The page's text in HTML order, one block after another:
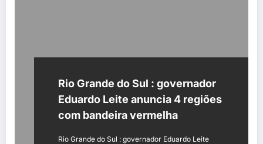
Rio Grande do Sul : governador
Eduardo Leite anuncia 4 regiões
com bandeira vermelha
Rio Grande do Sul : governador Eduardo Leite